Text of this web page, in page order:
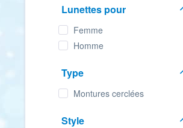
Lunettes pour
Femme
Homme
Type
Montures cerclées
Style